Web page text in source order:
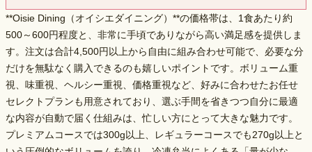
**Oisie Dining（オイシエダイニング）**の価格帯は、1食あたり約
500～600円程度と、非常に手頃でありながら高い満足感を提供しま
す。注文は合計4,500円以上から自由に組み合わせ可能で、必要な分
だけを無駄なく購入できるのも嬉しいポイントです。ボリューム重
視、味重視、ヘルシー重視、価格重視など、好みに合わせたお任せ
セレクトプランも用意されており、選ぶ手間を省きつつ自分に最適
な内容が自動で届く仕組みは、忙しい方にとって大きな魅力です。
プレミアムコースでは300g以上、レギュラーコースでも270g以上と